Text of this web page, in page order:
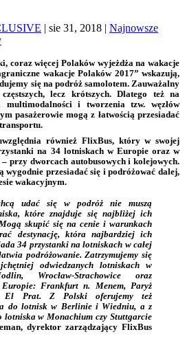
| sie 31, 2018 | Najnowsze
coraz więcej Polaków wyjeżdża na wakacje
wakacje Polaków 2017” wskazują,
się na podróż samolotem. Zauważalny
lecz krótszych. Dlatego też na
multimodalności i tworzenia tzw. węzłów
pasażerowie mogą z łatwością przesiadać
również FlixBus, który w swojej
na 34 lotniskach w Europie oraz w
przy dworcach autobusowych i kolejowych.
wygodnie przesiadać się i podróżować dalej,
wakacyjnym.
udać się w podróż nie muszą
które znajduje się najbliżej ich
skupić się na cenie i warunkach
destynację, która najbardziej ich
34 przystanki na lotniskach w całej
podróżowanie. Zatrzymujemy się
odwiedzanych lotniskach w
Wrocław-Strachowice oraz
Europie: Frankfurt n. Menem, Paryż
El Prat. Z Polski oferujemy też
do lotnisk w Berlinie i Wiedniu, a z
lotniska w Monachium czy Stuttgarcie
dyrektor zarządzający FlixBus